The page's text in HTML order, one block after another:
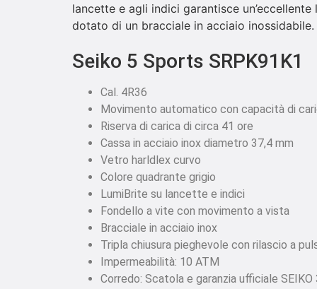
lancette e agli indici garantisce
dotato di un bracciale in acciaio inossidabile.
Seiko 5 Sports SRPK91K1
Cal. 4R36
Movimento automatico con capacità di
Riserva di carica di circa 41 ore
Cassa in acciaio inox diametro 37,4 mm
Vetro harldlex curvo
Colore quadrante grigio
LumiBrite su lancette e indici
Fondello a vite con movimento a vista
Bracciale in acciaio inox
Tripla chiusura pieghevole con rilascio a
Impermeabilità: 10 ATM
Corredo: Scatola e garanzia ufficiale SEIKO